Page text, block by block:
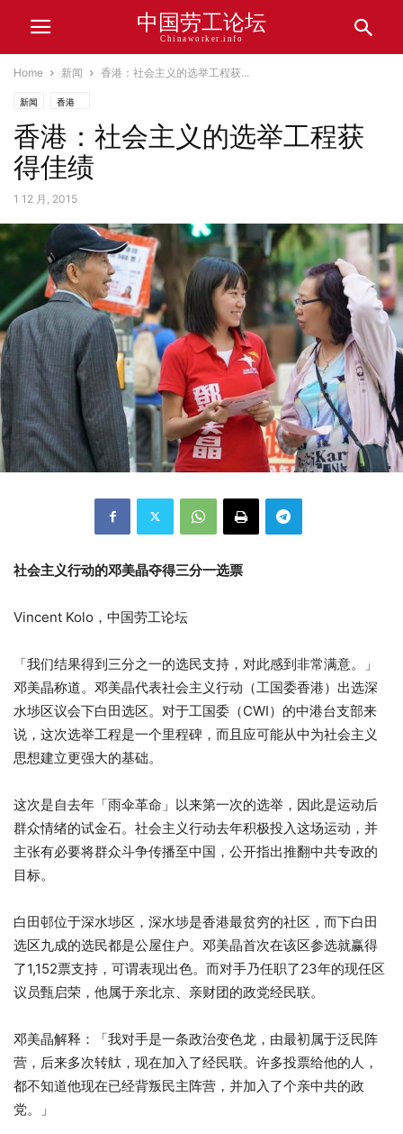
中国劳工论坛
Chinaworker.info
Home 新闻 香港：社会主义的选举工程获...
新闻 香港
香港：社会主义的选举工程获
得佳绩
1 12 月, 2015
社会主义行动的邓美晶夺得三分一选票
Vincent Kolo，中国劳工论坛
「我们结果得到三分之一的选民支持，对此感到非常满意。」
邓美晶称道。 邓美晶代表社会主义行动（工国委香港）出选深
水埗区议会下白田选区。对于工国委（CWI）的中港台支部来
说，这次选举工程是一个里程碑，而且应可能从中为社会主义
思想建立更强大的基础。
这次是自去年「雨伞革命」以来第一次的选举，因此是运动后
群众情绪的试金石。社会主义行动去年积极投入这场运动，并
主张有必要将群众斗争传播至中国，公开指出推翻中共专政的
目标。
白田邨位于深水埗区，深水埗是香港最贫穷的社区，而下白田
选区九成的选民都是公屋住户。邓美晶首次在该区参选就赢得
了1,152票支持，可谓表现出色。而对手乃任职了23年的现任区
议员甄启荣，他属于亲北京、亲财团的政党经民联。
邓美晶解释：「我对手是一条政治变色龙，由最初属于泛民阵
营，后来多次转舦，现在加入了经民联。许多投票给他的人，
都不知道他现在已经背叛民主阵营，并加入了个亲中共的政
党。」